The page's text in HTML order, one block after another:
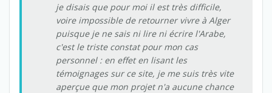
je disais que pour moi il est très difficile,
voire impossible de retourner vivre à Alger
puisque je ne sais ni lire ni écrire l'Arabe,
c'est le triste constat pour mon cas
personnel : en effet en lisant les
témoignages sur ce site, je me suis très vite
aperçue que mon projet n'a aucune chance